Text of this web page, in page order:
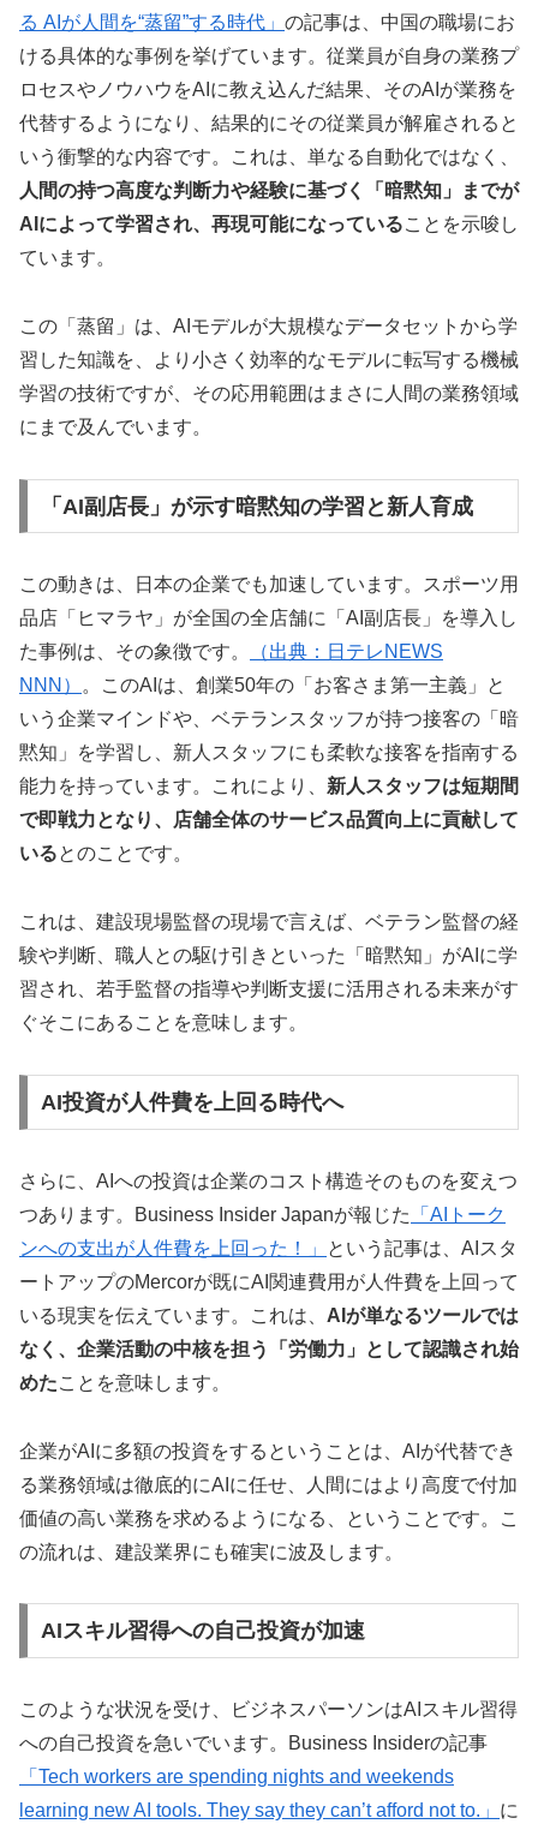
る AIが人間を“蒸留”する時代」 の記事は、中国の職場にお
ける具体的な事例を挙げています。従業員が自身の業務プ
ロセスやノウハウをAIに教え込んだ結果、そのAIが業務を
代替するようになり、結果的にその従業員が解雇されると
いう衝撃的な内容です。これは、単なる自動化ではなく、
人間の持つ高度な判断力や経験に基づく「暗黙知」までが
AIによって学習され、再現可能になっていることを示唆し
ています。
この「蒸留」は、AIモデルが大規模なデータセットから学
習した知識を、より小さく効率的なモデルに転写する機械
学習の技術ですが、その応用範囲はまさに人間の業務領域
にまで及んでいます。
「AI副店長」が示す暗黙知の学習と新人育成
この動きは、日本の企業でも加速しています。スポーツ用
品店「ヒマラヤ」が全国の全店舗に「AI副店長」を導入し
た事例は、その象徴です。
（出典：日テレNEWS
NNN） 。このAIは、創業50年の「お客さま第一主義」と
いう企業マインドや、ベテランスタッフが持つ接客の「暗
黙知」を学習し、新人スタッフにも柔軟な接客を指南する
能力を持っています。これにより、 新人スタッフは短期間
で即戦力となり、店舗全体のサービス品質向上に貢献して
いるとのことです。
これは、建設現場監督の現場で言えば、ベテラン監督の経
験や判断、職人との駆け引きといった「暗黙知」がAIに学
習され、若手監督の指導や判断支援に活用される未来がす
ぐそこにあることを意味します。
AI投資が人件費を上回る時代へ
さらに、AIへの投資は企業のコスト構造そのものを変えつ
つあります。Business Insider Japanが報じた
「AIトーク
ンへの支出が人件費を上回った！」
という記事は、AIスタ
ートアップのMercorが既にAI関連費用が人件費を上回って
いる現実を伝えています。これは、 AIが単なるツールでは
なく、企業活動の中核を担う「労働力」として認識され始
めたことを意味します。
企業がAIに多額の投資をするということは、AIが代替でき
る業務領域は徹底的にAIに任せ、人間にはより高度で付加
価値の高い業務を求めるようになる、ということです。こ
の流れは、建設業界にも確実に波及します。
AIスキル習得への自己投資が加速
このような状況を受け、ビジネスパーソンはAIスキル習得
への自己投資を急いでいます。Business Insiderの記事
「Tech workers are spending nights and weekends
learning new AI tools. They say they can’t afford not to.」 に